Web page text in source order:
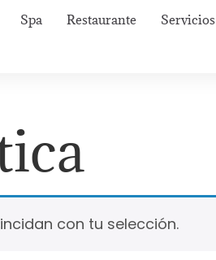
Spa Restaurante Servicios
con tu selección.